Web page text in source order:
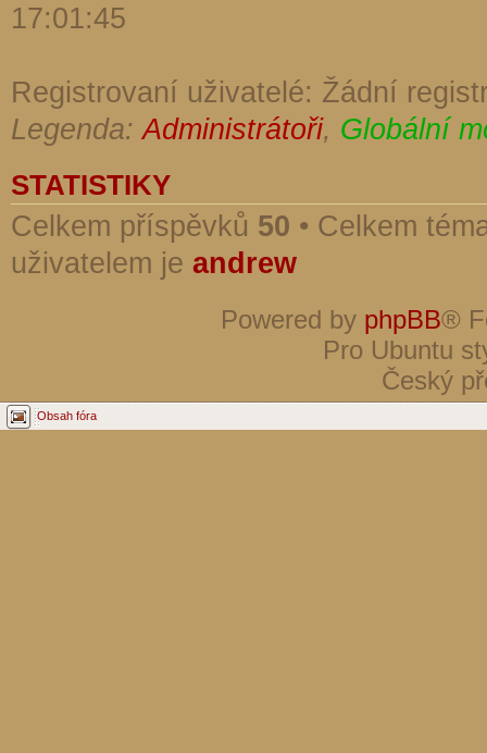
17:01:45
Registrovaní uživatelé: Žádní
Legenda:Administrátoři, Globální
STATISTIKY
Celkem příspěvků 50 • Celkem
uživatelem je andrew
Powered by phpBB®
Pro Ubuntu
Český
Obsah fóra